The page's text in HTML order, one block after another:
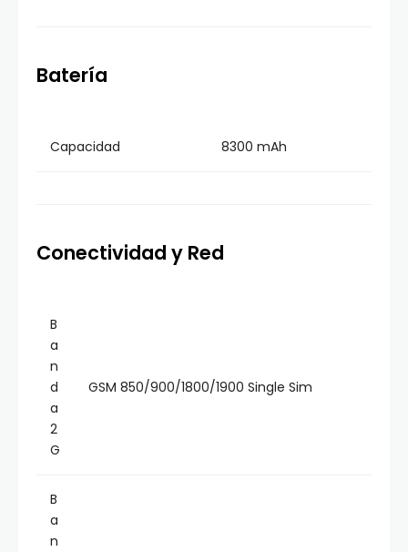
Batería
Capacidad 8300 mAh
Conectividad y Red
B
a
n
d
a
2
G
GSM 850/900/1800/1900 Single Sim
B
a
n